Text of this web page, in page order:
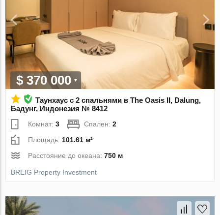
$ 370 000
Таунхаус с 2 спальнями в The Oasis II, Dalung,
Бадунг, Индонезия № 8412
Комнат:3 Спален:2
Площадь: 101.61 м²
Расстояние до океана:750 м
BREIG Property Investment